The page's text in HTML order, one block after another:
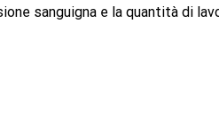
sanguigna e la quantità di